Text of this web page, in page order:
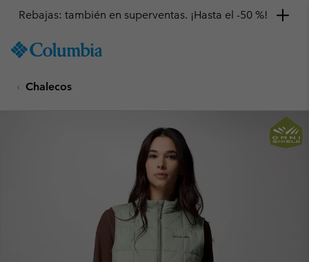
TO
SKIP
Rebajas: también en superventas. ¡Hasta el -50 %!
Chalecos